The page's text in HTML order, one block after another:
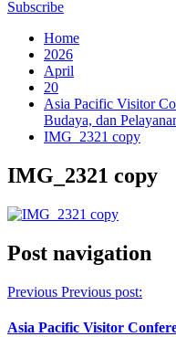
Subscribe
Home
2026
April
20
Asia Pacific Visitor
Budaya, dan
IMG_2321 copy
IMG_2321 copy
Post navigation
Previous Previous post:
Asia Pacific Visitor